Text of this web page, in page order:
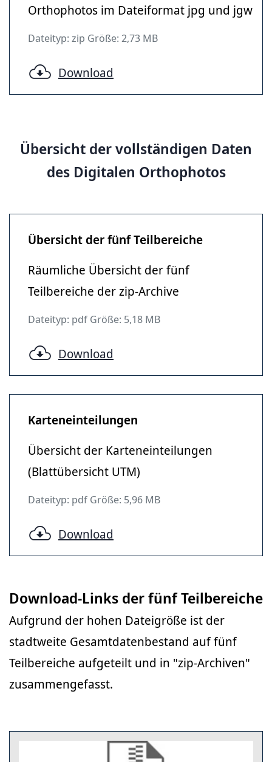
Orthophotos im Dateiformat jpg und jgw
Dateityp: zip Größe: 2,73 MB
Download
Übersicht der vollständigen Daten
des Digitalen Orthophotos
Übersicht der fünf Teilbereiche
Räumliche Übersicht der fünf
Teilbereiche der zip-Archive
Dateityp: pdf Größe: 5,18 MB
Download
Karteneinteilungen
Übersicht der Karteneinteilungen
(Blattübersicht UTM)
Dateityp: pdf Größe: 5,96 MB
Download
Download-Links der fünf Teilbereiche
Aufgrund der hohen Dateigröße ist der
stadtweite Gesamtdatenbestand auf fünf
Teilbereiche aufgeteilt und in "zip-Archiven"
zusammengefasst.